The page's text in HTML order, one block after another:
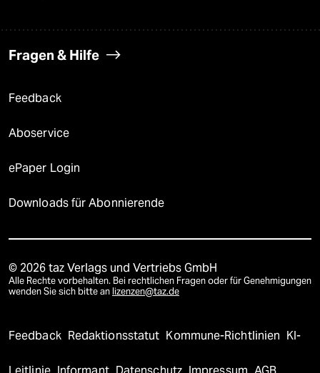
Fragen & Hilfe
Feedback
Aboservice
ePaper Login
Downloads für Abonnierende
© 2026 taz Verlags und Vertriebs GmbH
Alle Rechte vorbehalten. Bei rechtlichen Fragen oder für Genehmigungen
wenden Sie sich bitte an lizenzen@taz.de
Feedback Redaktionsstatut Kommune-Richtlinien KI-